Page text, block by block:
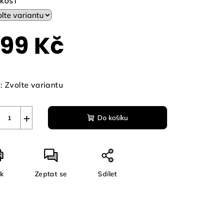
Kč
Zvolte variantu
+ Do košíku
Zeptat se Sdílet